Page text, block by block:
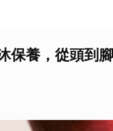
保養，從頭到